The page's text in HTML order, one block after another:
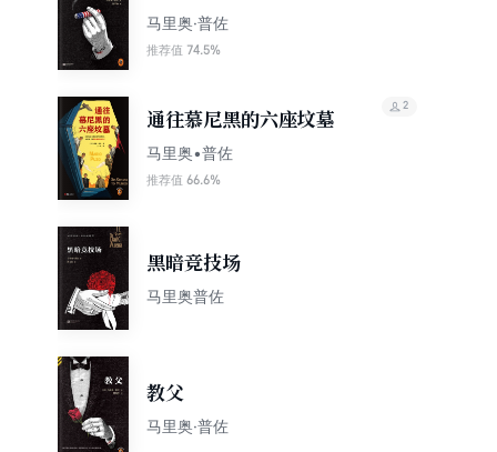
马里奥·普佐
推荐值 74.5%
通往慕尼黑的六座坟墓
马里奥•普佐
推荐值 66.6%
2
黑暗竞技场
马里奥普佐
教父
马里奥·普佐